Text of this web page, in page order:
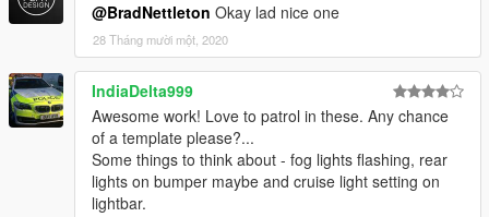
@BradNettleton Okay lad nice one
28 Tháng mười một, 2020
IndiaDelta999
Awesome work! Love to patrol in these. Any chance
of a template please?...
Some things to think about - fog lights flashing, rear
lights on bumper maybe and cruise light setting on
lightbar.